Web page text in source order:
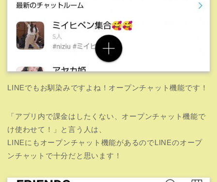
LINEでもお馴染みですよね！オープンチャット機能です！
「アプリ内で課金はしたくない、オープンチャット機能で
け使わせて！」と言う人は、
LINEにもオープンチャット機能があるのでLINEのオープ
ンチャットで十分だと思います！